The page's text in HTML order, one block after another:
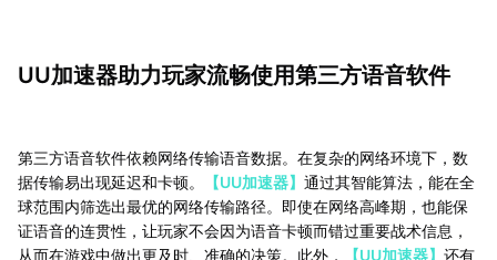
UU加速器助力玩家流畅使用第三方语音软件
第三方语音软件依赖网络传输语音数据。在复杂的网络环境下，数
据传输易出现延迟和卡顿。
【UU加速器】 通过其智能算法，能在全
球范围内筛选出最优的网络传输路径。即使在网络高峰期，也能保
证语音的连贯性，让玩家不会因为语音卡顿而错过重要战术信息，
从而在游戏中做出更及时、准确的决策。此外，
【UU加速器】 还有